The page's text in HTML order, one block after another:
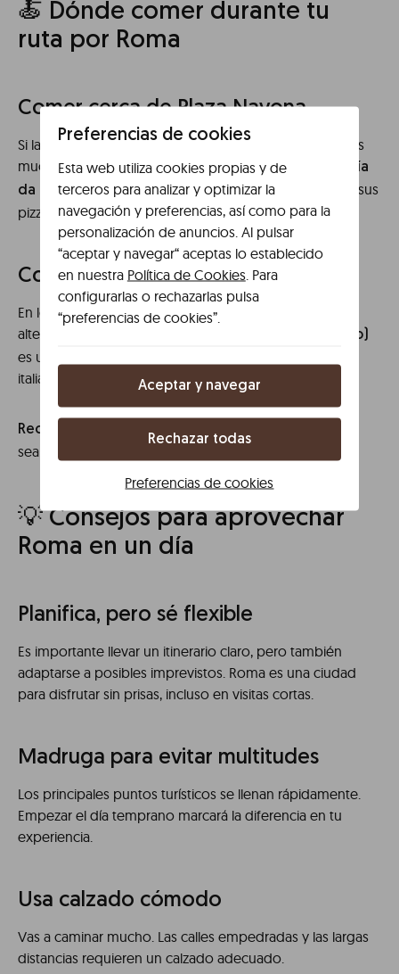
🍝 Dónde comer durante tu
ruta por Roma
Comer cerca de Plaza Navona
Si la hora de la comida te pilla en esta zona, encontrarás
muchas opciones. Una de las más populares es
Pizzería
da Baffetto (Via del Governo Vecchio)
, famosa por sus
pizzas de masa fina y crujiente.
Comer cerca de la Fontana di Trevi
En los alrededores de Trevi también hay buenas
alternativas.
L’Antica Birreria Peroni (Via di S. Marcello)
es una opción interesante para probar platos típicos
italianos en un ambiente local.
Recomendación:
reserva con antelación siempre que
sea posible para evitar esperas.
💡 Consejos para aprovechar
Roma en un día
Planifica, pero sé flexible
Es importante llevar un itinerario claro, pero también
adaptarse a posibles imprevistos. Roma es una ciudad
para disfrutar sin prisas, incluso en visitas cortas.
Madruga para evitar multitudes
Los principales puntos turísticos se llenan rápidamente.
Empezar el día temprano marcará la diferencia en tu
experiencia.
Usa calzado cómodo
Vas a caminar mucho. Las calles empedradas y las largas
distancias requieren un calzado adecuado.
Preferencias de cookies
Esta web utiliza cookies propias y de
terceros para analizar y optimizar la
navegación y preferencias, así como para la
personalización de anuncios. Al pulsar
“aceptar y navegar“ aceptas lo establecido
en nuestra Política de Cookies. Para
configurarlas o rechazarlas pulsa
“preferencias de cookies”.
Aceptar y navegar
Rechazar todas
Preferencias de cookies